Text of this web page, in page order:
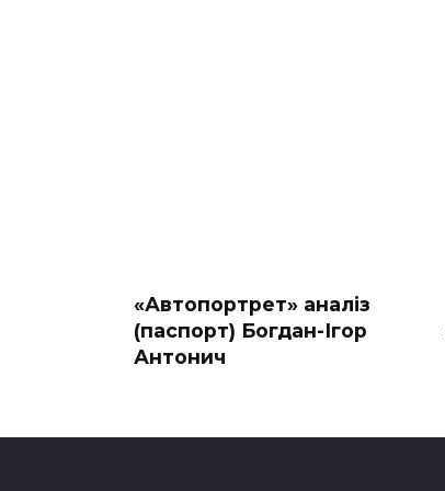
«Автопортрет» аналіз
(паспорт) Богдан-Ігор
Антонич